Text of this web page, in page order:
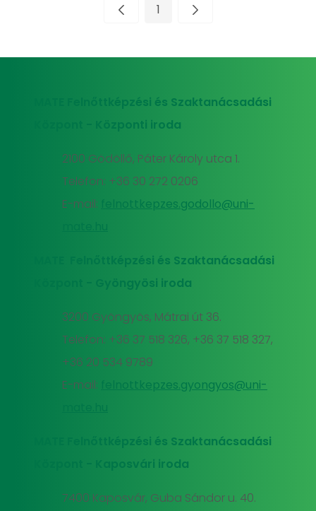
Oldal
1
MATE Felnőttképzési és Szaktanácsadási
Központ - Központi iroda
2100 Gödöllő, Páter Károly utca 1.
Telefon: +36 30 272 0206
E-mail:
felnottkepzes.godollo@uni-
MATE Felnőttképzési és Szaktanácsadási
Központ - Gyöngyösi iroda
3200 Gyöngyös, Mátrai út 36.
Telefon: +36 37 518 326, +36 37 518 327,
+36 20 534 9789
E-mail:
felnottkepzes.gyongyos@uni-
MATE Felnőttképzési és Szaktanácsadási
Központ - Kaposvári iroda
7400 Kaposvár, Guba Sándor u. 40.